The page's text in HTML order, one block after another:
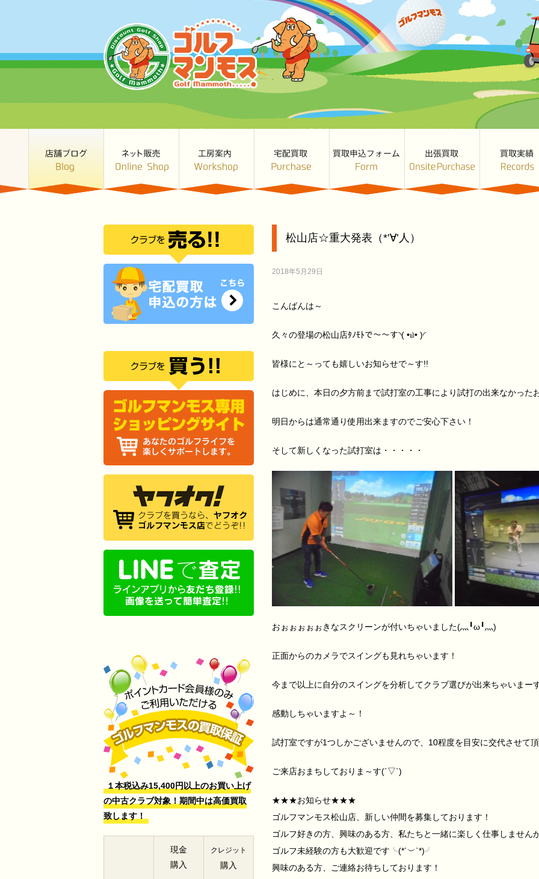
松山店☆重大発表（*’∀’人）
2018年5月29日
こんばんは～
久々の登場の松山店ﾀﾉﾓﾄで～～す◝( •௰• )◜
皆様にと～っても嬉しいお知らせで～す!!
はじめに、本日の夕方前まで試打室の工事により試打の出来なかった
明日からは通常通り使用出来ますのでご安心下さい！
そして新しくなった試打室は・・・・・
おぉぉぉぉぉきなスクリーンが付いちゃいました(灬╹ω╹灬)
正面からのカメラでスイングも見れちゃいます！
今まで以上に自分のスイングを分析してクラブ選びが出来ちゃいまー
感動しちゃいますよ～！
試打室ですが1つしかございませんので、10程度を目安に交代させて
ご来店おまちしておりま～す(´▽`)
★★★お知らせ★★★
ゴルフマンモス松山店、新しい仲間を募集しております！
ゴルフ好きの方、興味のある方、私たちと一緒に楽しく仕事しません
ゴルフ未経験の方も大歓迎です╰(*´︶`*)╯
興味のある方、ご連絡お待ちしております！
１本税込み15,400円以上のお買い上げ
の中古クラブ対象！期間中は高価買取
致します！
現金
購入
クレジット
購入